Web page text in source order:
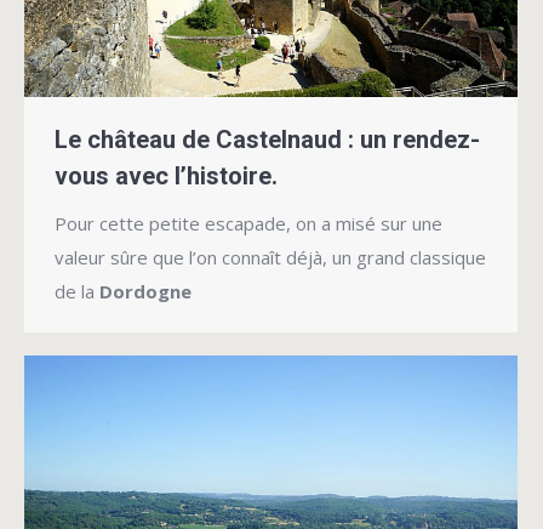
Le château de Castelnaud : un rendez-
vous avec l’histoire.
Pour cette petite escapade, on a misé sur une
valeur sûre que l’on connaît déjà, un grand classique
de la Dordogne